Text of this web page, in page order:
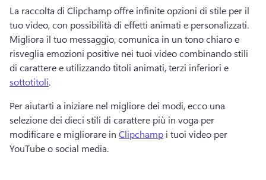
La raccolta di Clipchamp offre infinite opzioni di stile per il
Migliora il tuo messaggio, comunica in un tono chiaro e
risveglia emozioni positive nei tuoi video combinando stili
di carattere e utilizzando titoli animati, terzi inferiori e
sottotitoli.
Per aiutarti a iniziare nel migliore dei modi, ecco una
selezione dei dieci stili di carattere più in voga per
modificare e migliorare in Clipchamp i tuoi video per
YouTube o social media.